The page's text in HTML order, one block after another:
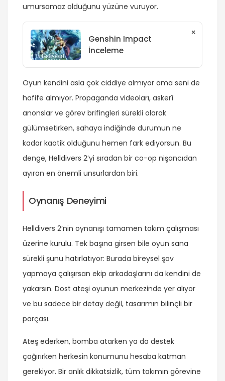
umursamaz olduğunu yüzüne vuruyor.
Genshin Impact
İnceleme
×
Oyun kendini asla çok ciddiye almıyor ama seni de
hafife almıyor. Propaganda videoları, askerî
anonslar ve görev brifingleri sürekli olarak
gülümsetirken, sahaya indiğinde durumun ne
kadar kaotik olduğunu hemen fark ediyorsun. Bu
denge, Helldivers 2’yi sıradan bir co-op nişancıdan
ayıran en önemli unsurlardan biri.
Oynanış Deneyimi
Helldivers 2’nin oynanışı tamamen takım çalışması
üzerine kurulu. Tek başına girsen bile oyun sana
sürekli şunu hatırlatıyor: Burada bireysel şov
yapmaya çalışırsan ekip arkadaşlarını da kendini de
yakarsın. Dost ateşi oyunun merkezinde yer alıyor
ve bu sadece bir detay değil, tasarımın bilinçli bir
parçası.
Ateş ederken, bomba atarken ya da destek
çağırırken herkesin konumunu hesaba katman
gerekiyor. Bir anlık dikkatsizlik, tüm takımın görevine